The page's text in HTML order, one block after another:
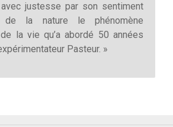
justesse par son sentiment
de la nature le phénomène
la vie qu’a abordé 50 années
Pasteur. »